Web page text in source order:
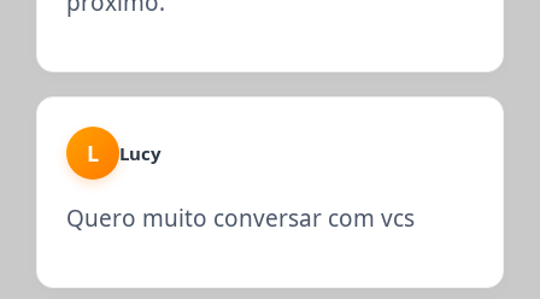
L Lucy
Quero muito conversar com vcs